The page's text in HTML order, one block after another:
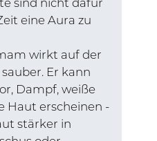
sind nicht dafür
eine Aura zu
wirkt auf der
Er kann
Dampf, weiße
Haut erscheinen -
stärker in